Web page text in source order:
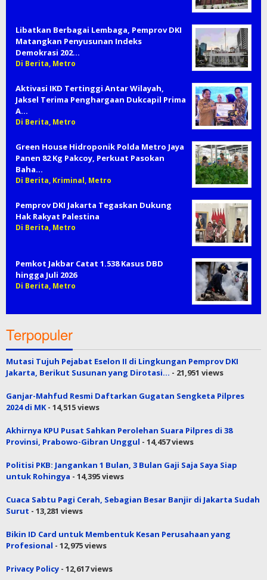
Libatkan Berbagai Lembaga, Pemprov DKI
Matangkan Penyusunan Indeks
Demokrasi 202…
Di Berita, Metro
Aktivasi IKD Tertinggi Antar Wilayah,
Jaksel Terima Penghargaan Dukcapil Prima
A…
Di Berita, Metro
Green House Hidroponik Polda Metro Jaya
Panen 82 Kg Pakcoy, Perkuat Pasokan
Baha…
Di Berita, Kriminal, Metro
Pemprov DKI Jakarta Tegaskan Dukung
Hak Rakyat Palestina
Di Berita, Metro
Pemkot Jakbar Catat 1.538 Kasus DBD
hingga Juli 2026
Di Berita, Metro
Terpopuler
Mutasi Tujuh Pejabat Eselon II di Lingkungan Pemprov DKI
Jakarta, Berikut Susunan yang Dirotasi… - 21,951 views
Ganjar-Mahfud Resmi Daftarkan Gugatan Sengketa Pilpres
2024 di MK- 14,515 views
Akhirnya KPU Pusat Sahkan Perolehan Suara Pilpres di 38
Provinsi, Prabowo-Gibran Unggul - 14,457 views
Politisi PKB: Jangankan 1 Bulan, 3 Bulan Gaji Saja Saya Siap
untuk Rohingya - 14,395 views
Cuaca Sabtu Pagi Cerah, Sebagian Besar Banjir di Jakarta Sudah
Surut - 13,281 views
Bikin ID Card untuk Membentuk Kesan Perusahaan yang
Profesional - 12,975 views
Privacy Policy - 12,617 views